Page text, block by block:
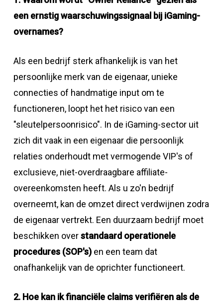
een ernstig waarschuwingssignaal bij iGaming-
overnames?
Als een bedrijf sterk afhankelijk is van het
persoonlijke merk van de eigenaar, unieke
connecties of handmatige input om te
functioneren, loopt het het risico van een
"sleutelpersoonrisico". In de iGaming-sector uit
zich dit vaak in een eigenaar die persoonlijk
relaties onderhoudt met vermogende VIP's of
exclusieve, niet-overdraagbare affiliate-
overeenkomsten heeft. Als u zo'n bedrijf
overneemt, kan de omzet direct verdwijnen zodra
de eigenaar vertrekt. Een duurzaam bedrijf moet
beschikken overstandaard operationele
procedures (SOP's)en een team dat
onafhankelijk van de oprichter functioneert.
2. Hoe kan ik financiële claims verifiëren als de